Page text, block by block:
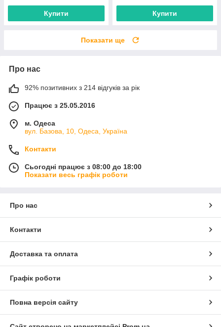
Купити Купити
Показати ще
Про нас
92% позитивних з 214 відгуків за рік
Працює з 25.05.2016
м. Одеса
вул. Базова, 10, Одеса, Україна
Контакти
Сьогодні працює з 08:00 до 18:00
Показати весь графік роботи
Про нас
Контакти
Доставка та оплата
Графік роботи
Повна версія сайту